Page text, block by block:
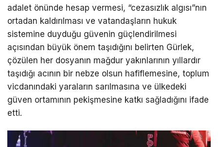
adalet önünde hesap vermesi, “cezasızlık algısı”nın
ortadan kaldırılması ve vatandaşların hukuk
sistemine duyduğu güvenin güçlendirilmesi
açısından büyük önem taşıdığını belirten Gürlek,
çözülen her dosyanın mağdur yakınlarının yıllardır
taşıdığı acının bir nebze olsun hafiflemesine, toplum
vicdanındaki yaraların sarılmasına ve ülkedeki
güven ortamının pekişmesine katkı sağladığını ifade
etti.